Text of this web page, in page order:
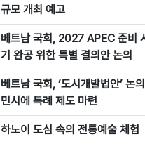
규모 개최 예고
베트남 국회, 2027 APEC 준비
기 완공 위한 특별 결의안 논의
베트남 국회, ‘도시개발법안’ 논
민시에 특례 제도 마련
하노이 도심 속의 전통예술 체험